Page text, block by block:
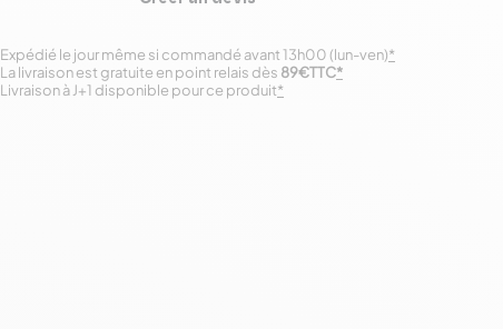
Expédié le jour même si commandé avant 13h00 (lun-ven)*
Livraison à J+1 disponible pour ce produit*
La livraison est gratuite en point relais dès 89€TTC*